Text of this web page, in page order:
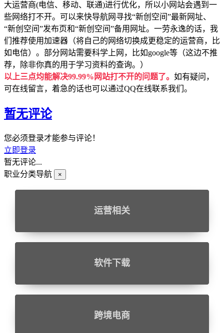
大运营商(电信、移动、联通)进行优化，所以小网站会遇到一
些网络打不开。可以来快导航网寻找“新创空间”最新网址、
“新创空间”发布页和“新创空间”备用网址。一劳永逸的话，我
们推荐使用加速器（将自己的网络切换成更稳定的运营商，比
如电信）。部分网站需要科学上网，比如google等（这边不推
荐，除非你真的用于学习资料的查询。）
以上三点均能解决99.99%网站打不开的问题了。 如有疑问，
可在线留言，着急的话也可以通过QQ在线联系我们。
暂无评论
您必须登录才能参与评论！
立即登录
暂无评论...
职业分类导航
×
运营相关
软件下载
跨境电商